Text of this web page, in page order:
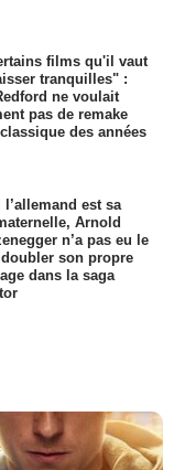
films qu'il vaut
tranquilles" :
ne voulait
pas de remake
des années
l’allemand est sa
Arnold
n’a pas eu le
son propre
dans la saga